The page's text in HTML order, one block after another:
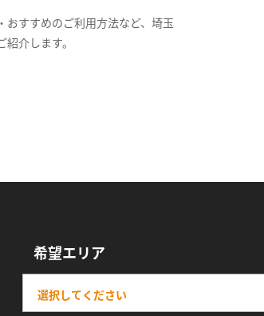
おすすめのご利用方法など、埼玉
介します。
希望エリア